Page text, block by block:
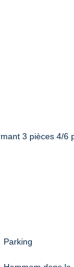
3 pièces 4/6
Parking